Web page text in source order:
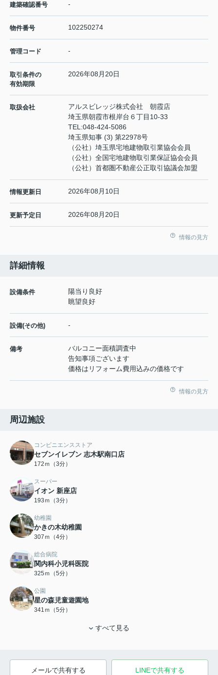
建築確認番号 -
物件番号 102250274
管理コード -
取引条件の
有効期限
2026年08月20日
取扱会社
アルスビレッジ株式会社 朝霞店
埼玉県朝霞市根岸台６丁目10-33
TEL:048-424-5086
埼玉県知事 (3) 第22978号
（公社）埼玉県宅地建物取引業協会会員
（公社）全国宅地建物取引業保証協会会員
（公社）首都圏不動産公正取引協議会加盟
情報更新日 2026年08月10日
更新予定日 2026年08月20日
情報の見方
詳細情報
設備条件
陽当り良好
眺望良好
設備(その他) -
備考
バルコニー面積調査中
告知事項ございます
価格はリフォーム費用込みの価格です
情報の見方
周辺施設
コンビニエンスストア
セブンイレブン 志木駅南口店
172ｍ（3分）
スーパー
イオン 新座店
193ｍ（3分）
幼稚園
かきの木幼稚園
307ｍ（4分）
総合病院
関内科小児科医院
325ｍ（5分）
公園
星の森児童遊園地
341ｍ（5分）
すべて見る
メールで共有する LINEで共有する